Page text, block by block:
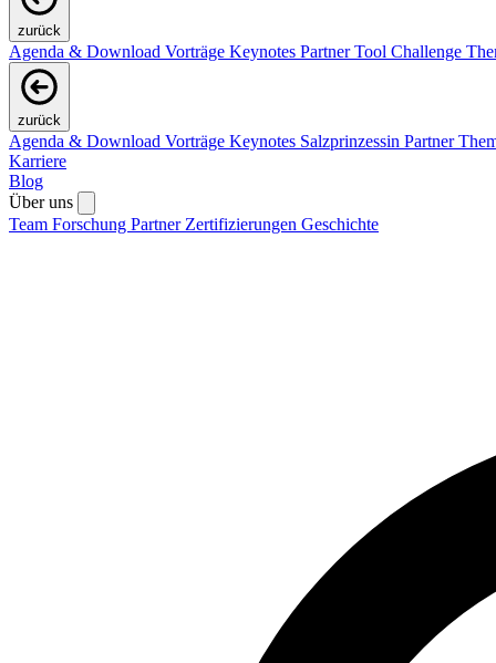
zurück
Agenda & Download Vorträge Keynotes PartnerTool Challenge
zurück
Agenda & Download Vorträge Keynotes Salzprinzessin Partner
Karriere
Blog
Über uns
Team Forschung Partner Zertifizierungen Geschichte